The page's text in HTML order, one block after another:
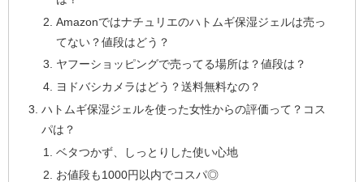
Amazonではナチュリエのハトムギ保湿ジェルは売っ
てない？値段はどう？
ヤフーショッピングで売ってる場所は？値段は？
ヨドバシカメラはどう？送料無料なの？
ハトムギ保湿ジェルを使った女性からの評価って？コス
パは？
ベタつかず、しっとりした使い心地
お値段も1000円以内でコスパ◎